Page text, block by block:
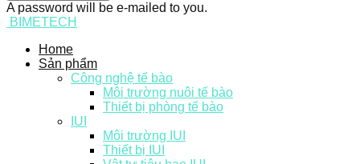
A password will be e-mailed to you.
BIMETECH
Home
Sản phẩm
Công nghệ tế bào
Môi trường nuôi tế bào
Thiết bị phòng tế bào
IUI
Môi trường IUI
Thiết bị IUI